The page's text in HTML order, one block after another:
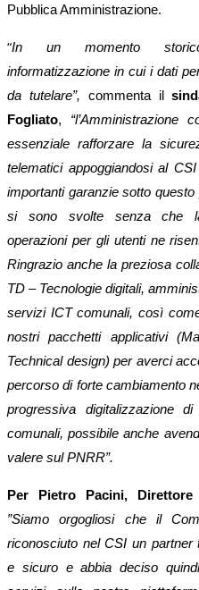
Pubblica Amministrazione.
“In un momento
informatizzazione in cui i dati
da tutelare”, commenta il
Fogliato, “l’Amministrazione
essenziale rafforzare la
telematici appoggiandosi al
importanti garanzie sotto
si sono svolte senza che
operazioni per gli utenti ne
Ringrazio anche la preziosa
TD – Tecnologie digitali,
servizi ICT comunali, così
nostri pacchetti applicativi
Technical design) per averci
percorso di forte cambiamento
progressiva digitalizzazione
comunali, possibile anche
valere sul PNRR”.
Per Pietro Pacini,
”Siamo orgogliosi che il
riconosciuto nel CSI un partner
e sicuro e abbia deciso